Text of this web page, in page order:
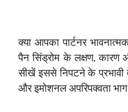
क्या आपका पार्टनर
पैन सिंड्रोम के लक्षण, कारण
सीखें इससे निपटने के प्रभावी
और इमोशनल अपरिपक्वता